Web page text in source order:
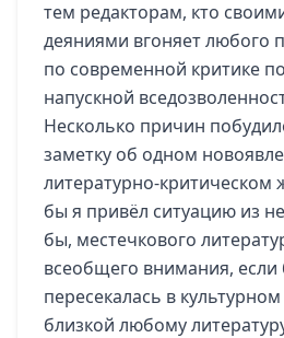
тем редакторам, кто
деяниями вгоняет любого
по современной критике
напускной
Несколько причин
заметку об одном
литературно-критическом
бы я привёл ситуацию из
бы, местечкового
всеобщего внимания,
пересекалась в
близкой любому